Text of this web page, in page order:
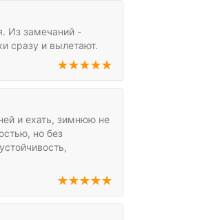
Из замечаний -
сразу и вылетают.
и ехать, зимнюю не
но без